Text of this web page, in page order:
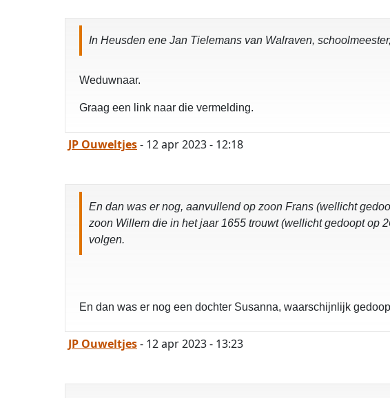
In Heusden ene Jan Tielemans van Walraven,
Weduwnaar.
Graag een link naar die vermelding.
JP Ouweltjes- 12 apr 2023 - 12:18
En dan was er nog, aanvullend op zoon Frans (wellicht
zoon Willem die in het jaar 1655 trouwt (wellicht gedoopt op
volgen.
En dan was er nog een dochter Susanna, waarschijnlijk
JP Ouweltjes- 12 apr 2023 - 13:23